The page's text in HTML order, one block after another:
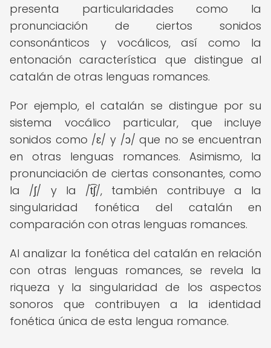
presenta particularidades como la
pronunciación de ciertos sonidos
consonánticos y vocálicos, así como la
entonación característica que distingue al
catalán de otras lenguas romances.
Por ejemplo, el catalán se distingue por su
sistema vocálico particular, que incluye
sonidos como /ɛ/ y /ɔ/ que no se encuentran
en otras lenguas romances. Asimismo, la
pronunciación de ciertas consonantes, como
la /ʃ/ y la /t͡ʃ/, también contribuye a la
singularidad fonética del catalán en
comparación con otras lenguas romances.
Al analizar la fonética del catalán en relación
con otras lenguas romances, se revela la
riqueza y la singularidad de los aspectos
sonoros que contribuyen a la identidad
fonética única de esta lengua romance.